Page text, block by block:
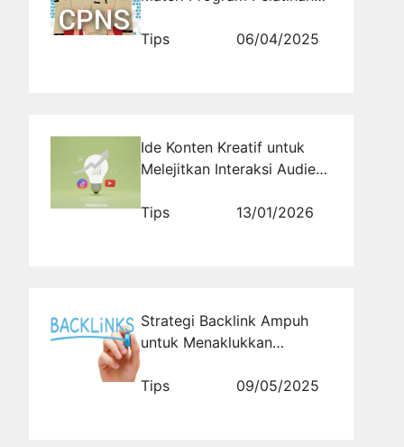
Tips
06/04/2025
Ide Konten Kreatif untuk
Melejitkan Interaksi Audiens
Tips
13/01/2026
Strategi Backlink Ampuh
untuk Menaklukkan
Tips
09/05/2025